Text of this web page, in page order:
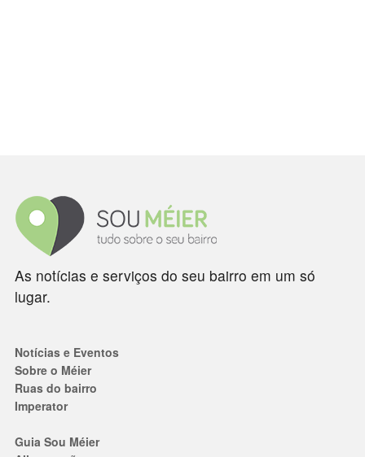
As notícias e serviços do seu bairro em um só
lugar.
Notícias e Eventos
Sobre o Méier
Ruas do bairro
Imperator
Guia Sou Méier